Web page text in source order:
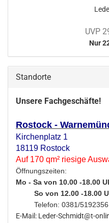
UVP
Nur
Standorte
Unsere Fachgeschäfte!
Rostock -
Kirchenplatz 1
18119 Rostock
Auf 170 qm² riesige
Öffnungszeiten:
Mo - Sa von 10.00 -18.00
So von 12.00 -18.00
Telefon: 0381/5192356
E-Mail: Leder-Schmidt@t-